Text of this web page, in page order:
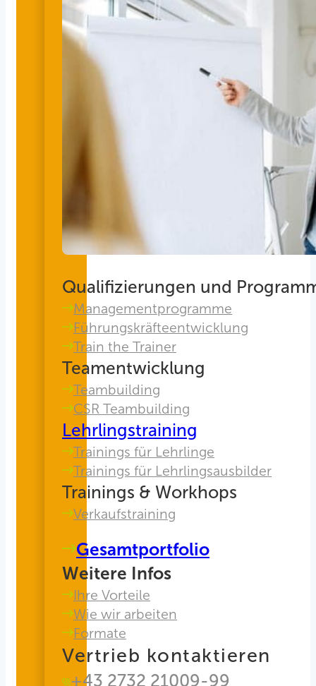
Qualifizierungen und
Managementprogramme
Führungskräfteentwicklung
Train the Trainer
Teamentwicklung
Teambuilding
CSR Teambuilding
Lehrlingstraining
Trainings für Lehrlinge
Trainings für Lehrlingsausbilder
Trainings & Workhops
Verkaufstraining
Gesamtportfolio
Weitere Infos
Ihre Vorteile
Wie wir arbeiten
Formate
Vertrieb kontaktieren
+43 2732 21009-99